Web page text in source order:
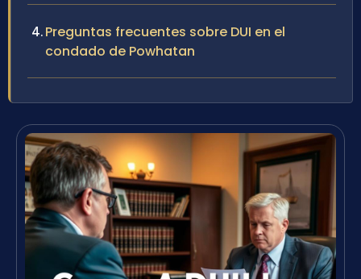
Preguntas frecuentes sobre DUI en el
condado de Powhatan